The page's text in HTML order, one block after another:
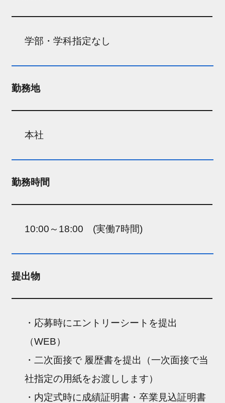
学部・学科指定なし
勤務地
本社
勤務時間
10:00～18:00 (実働7時間)
提出物
・応募時にエントリーシートを提出
（WEB）
・二次面接で 履歴書を提出（一次面接で当
社指定の用紙をお渡しします）
・内定式時に成績証明書・卒業見込証明書